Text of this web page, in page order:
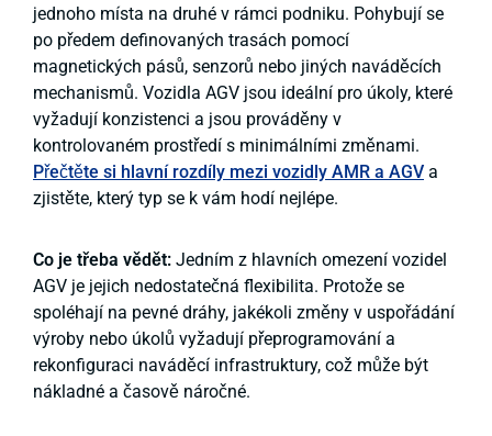
jednoho místa na druhé v rámci podniku. Pohybují se
po předem definovaných trasách pomocí
magnetických pásů, senzorů nebo jiných naváděcích
mechanismů. Vozidla AGV jsou ideální pro úkoly, které
vyžadují konzistenci a jsou prováděny v
kontrolovaném prostředí s minimálními změnami.
Přečtěte si hlavní rozdíly mezi vozidly AMR a AGV a
zjistěte, který typ se k vám hodí nejlépe.
Co je třeba vědět: Jedním z hlavních omezení vozidel
AGV je jejich nedostatečná flexibilita. Protože se
spoléhají na pevné dráhy, jakékoli změny v uspořádání
výroby nebo úkolů vyžadují přeprogramování a
rekonfiguraci naváděcí infrastruktury, což může být
nákladné a časově náročné.